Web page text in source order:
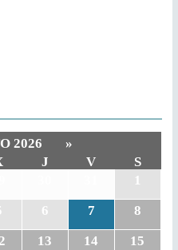
2026
»
J V
S
1
6 7
8
13 14
15